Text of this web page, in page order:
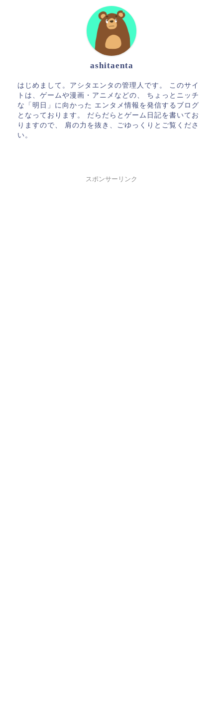
ashitaenta
はじめまして。アシタエンタの管理人です。 このサイ
トは、ゲームや漫画・アニメなどの、 ちょっとニッチ
な「明日」に向かった エンタメ情報を発信するブログ
となっております。 だらだらとゲーム日記を書いてお
りますので、 肩の力を抜き、ごゆっくりとご覧くださ
い。
スポンサーリンク